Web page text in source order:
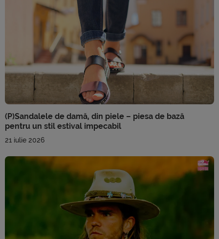
(P)Sandalele de damă, din piele – piesa de bază
pentru un stil estival impecabil
21 iulie 2026